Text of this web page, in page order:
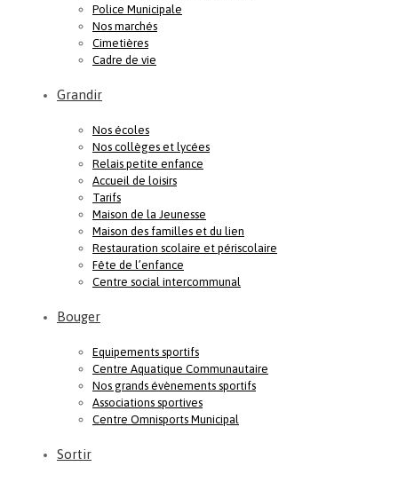
Police Municipale
Nos marchés
Cimetières
Cadre de vie
Grandir
Nos écoles
Nos collèges et lycées
Relais petite enfance
Accueil de loisirs
Tarifs
Maison de la Jeunesse
Maison des familles et du lien
Restauration scolaire et périscolaire
Fête de l’enfance
Centre social intercommunal
Bouger
Equipements sportifs
Centre Aquatique Communautaire
Nos grands évènements sportifs
Associations sportives
Centre Omnisports Municipal
Sortir